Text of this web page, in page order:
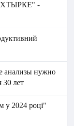
АХТЫРКЕ" -
анализы нужно
30 лет
у 2024 році"